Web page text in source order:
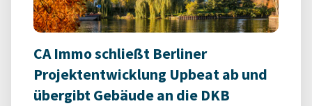
CA Immo schließt Berliner
Projektentwicklung Upbeat ab und
übergibt Gebäude an die DKB